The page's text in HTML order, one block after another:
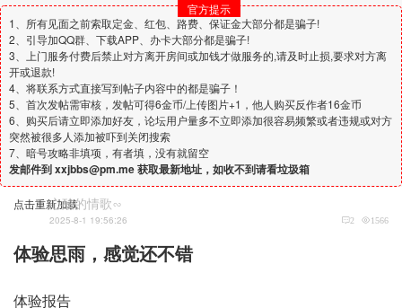
官方提示
1、所有见面之前索取定金、红包、路费、保证金大部分都是骗子!
2、引导加QQ群、下载APP、办卡大部分都是骗子!
3、上门服务付费后禁止对方离开房间或加钱才做服务的,请及时止损,要求对方离
开或退款!
4、将联系方式直接写到帖子内容中的都是骗子！
5、首次发帖需审核，发帖可得6金币/上传图片+1，他人购买反作者16金币
6、购买后请立即添加好友，论坛用户量多不立即添加很容易频繁或者违规或对方
突然被很多人添加被吓到关闭搜索
7、暗号攻略非填项，有者填，没有就留空
发邮件到 xxjbbs@pm.me 获取最新地址，如收不到请看垃圾箱
点击重新加载心酸的情歌∽
2025-8-1 19:56:26 2 1566
体验思雨，感觉还不错
体验报告